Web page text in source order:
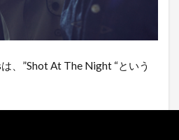
、”Shot At The Night “という